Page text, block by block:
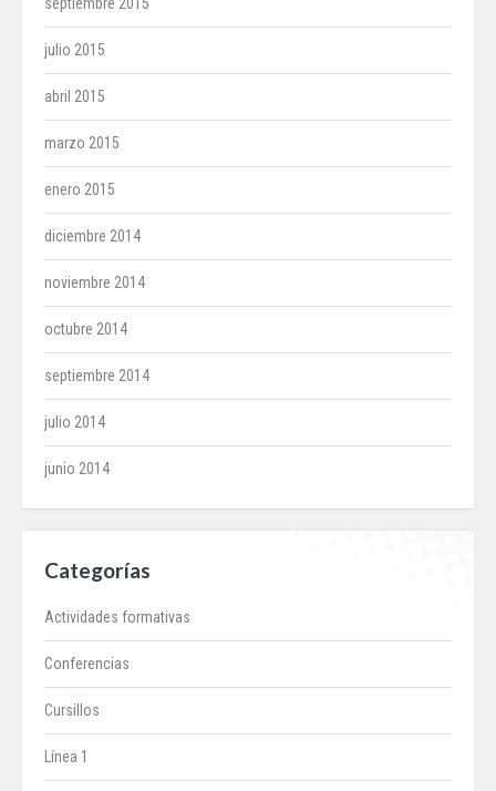
julio 2015
abril 2015
marzo 2015
enero 2015
diciembre 2014
noviembre 2014
octubre 2014
septiembre 2014
julio 2014
junio 2014
Categorías
Actividades formativas
Conferencias
Cursillos
Línea 1